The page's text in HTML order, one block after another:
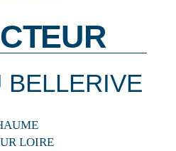
BELLERIVE
LOIRE